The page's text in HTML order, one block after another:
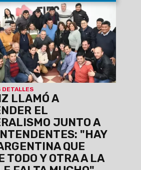
DETALLES
LLAMÓ A
EL
JUNTO A
"HAY
QUE
TODO Y OTRA A LA
2029 Al participar de la
del Foro de intendentes donde
la conducción de Marcelo
Efraín Orosco, el Gobernador
el orden financiero de Salta
deuda heredada y el escenario
Aseguró que Gobierno
y los intendentes forman un
unidos por la gente.